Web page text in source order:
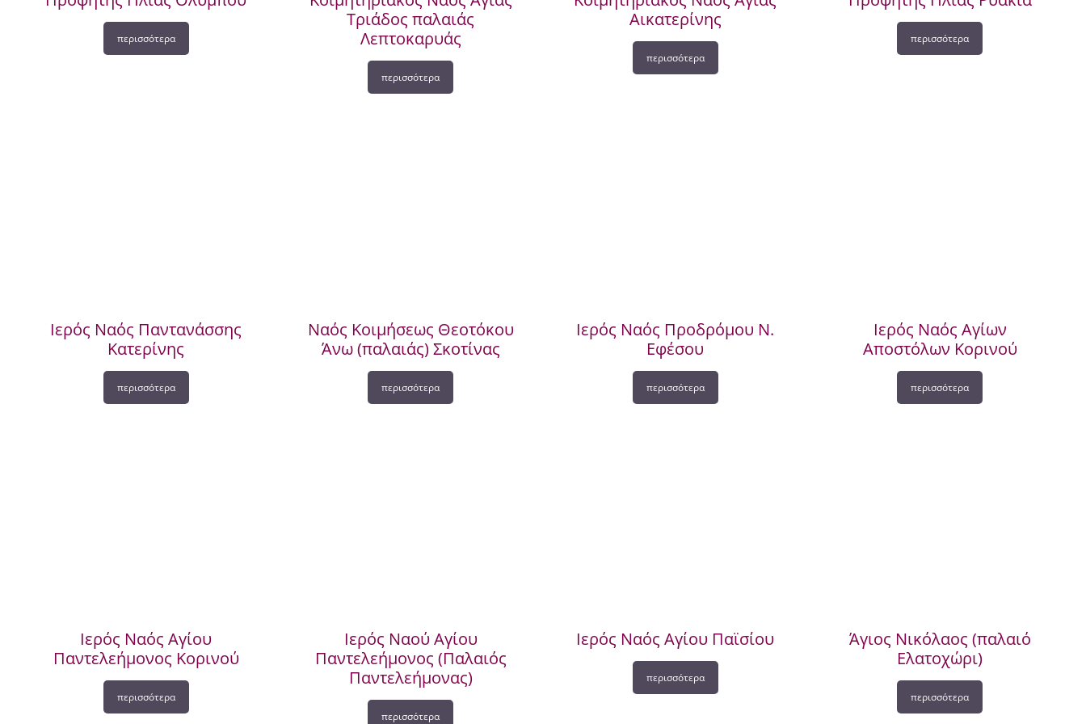
περισσότερα
Τριάδος παλαιάς
Λεπτοκαρυάς
περισσότερα
Αικατερίνης
περισσότερα
περισσότερα
Ιερός Ναός Παντανάσσης
Κατερίνης
περισσότερα
Ναός Κοιμήσεως Θεοτόκου
Άνω (παλαιάς) Σκοτίνας
περισσότερα
Ιερός Ναός Προδρόμου Ν.
Εφέσου
περισσότερα
Ιερός Ναός Αγίων
Αποστόλων Κορινού
περισσότερα
Ιερός Ναός Αγίου
Παντελεήμονος Κορινού
περισσότερα
Ιερός Ναού Αγίου
Παντελεήμονος (Παλαιός
Παντελεήμονας)
περισσότερα
Ιερός Ναός Αγίου Παϊσίου
περισσότερα
Άγιος Νικόλαος (παλαιό
Ελατοχώρι)
περισσότερα